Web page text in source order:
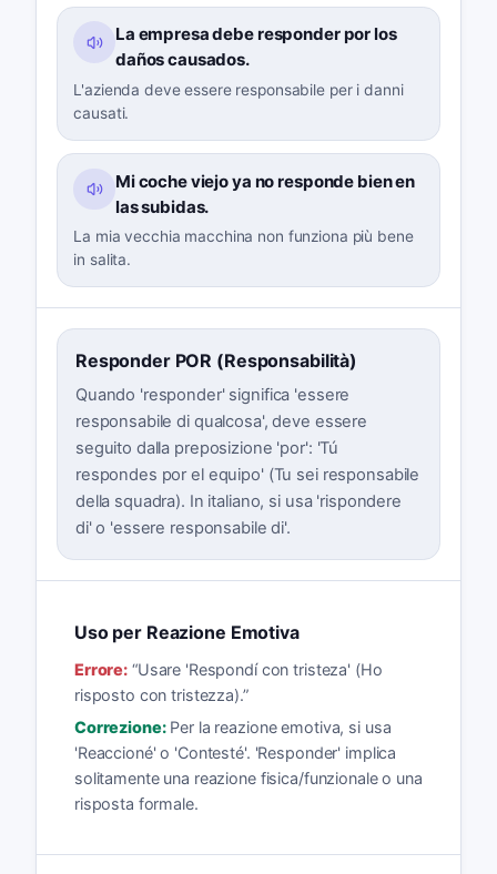
La empresa debe responder por los
daños causados.
L'azienda deve essere responsabile per i danni
causati.
Mi coche viejo ya no responde bien en
las subidas.
La mia vecchia macchina non funziona più bene
in salita.
Responder POR (Responsabilità)
Quando 'responder' significa 'essere
responsabile di qualcosa', deve essere
seguito dalla preposizione 'por': 'Tú
respondes por el equipo' (Tu sei responsabile
della squadra). In italiano, si usa 'rispondere
di' o 'essere responsabile di'.
Uso per Reazione Emotiva
Errore: “Usare 'Respondí con tristeza' (Ho
risposto con tristezza).”
Correzione: Per la reazione emotiva, si usa
'Reaccioné' o 'Contesté'. 'Responder' implica
solitamente una reazione fisica/funzionale o una
risposta formale.